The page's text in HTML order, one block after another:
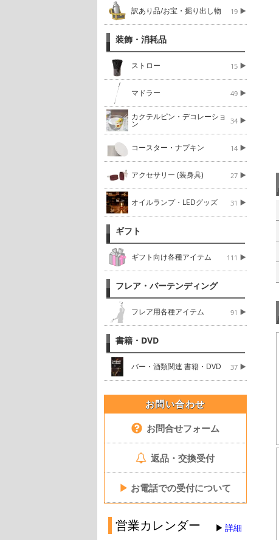
訳あり品/お宝・掘り出し物 19
装飾・消耗品
ストロー 15
マドラー 49
カクテルピン・デコレーショ
ン 34
コースター・ナプキン 14
アクセサリー (装身具) 27
オイルランプ・LEDグッズ 31
ギフト
ギフト向け各種アイテム 111
フレア・バーテンディング
フレア用各種アイテム 91
書籍・DVD
バー・酒類関連 書籍・DVD 37
お問い合わせ
お問合せフォーム
返品・交換受付
▶ お電話での受付について
営業カレンダー 詳細